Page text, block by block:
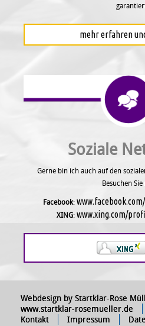
mehr erfahren
Soziale
Gerne bin ich auch auf den
Besuchen
Facebook:
XING: www.xing.com/
Webdesign by Startklar-Rose
www.startklar-rosemueller.de
Kontakt
Impressum